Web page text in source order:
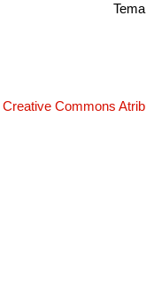
Creative Commons